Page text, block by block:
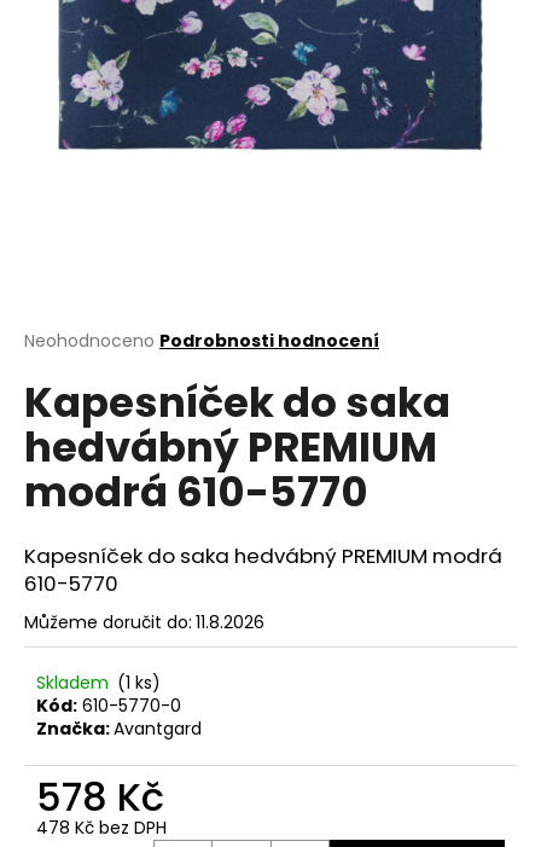
Průměrné
produktu
je
0,0
5
hvězdiček.
Neohodnoceno Podrobnosti hodnocení
Kapesníček do saka
hedvábný PREMIUM
modrá 610-5770
Kapesníček do saka hedvábný PREMIUM modrá
610-5770
Můžeme doručit do: 11.8.2026
Skladem (1 ks)
Kód: 610-5770-0
Značka:Avantgard
578 Kč
478 Kč bez DPH
D
o
p
o
r
č
u
j
e
m
e
S
KAPESNÍČKEM
LIMETKOVÁ
575-